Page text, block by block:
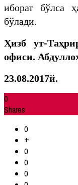
иборат бўлса
бўлади.
Ҳизб ут-
офиси.
23.08.2017й.
0
Shares
0
+
0
0
0